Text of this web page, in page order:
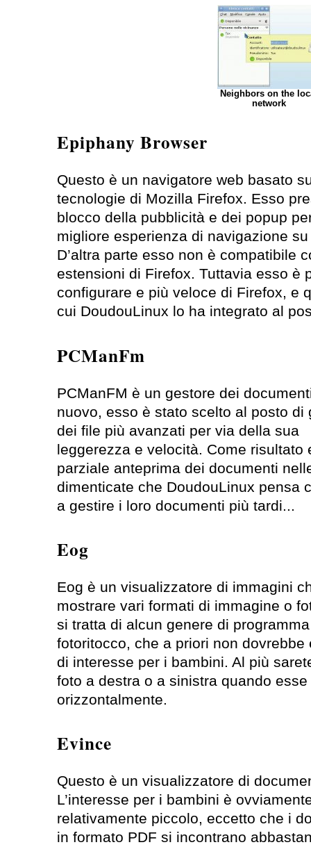
Neighbors on the
network
Epiphany Browser
Questo è un navigatore web basato
tecnologie di Mozilla Firefox. Esso
blocco della pubblicità e dei popup
migliore esperienza di navigazione
D’altra parte esso non è compatibile
estensioni di Firefox. Tuttavia esso è
configurare e più veloce di Firefox, e
cui DoudouLinux lo ha integrato al
PCManFm
PCManFM è un gestore dei
nuovo, esso è stato scelto al posto di
dei file più avanzati per via della sua
leggerezza e velocità. Come risultato
parziale anteprima dei documenti
dimenticate che DoudouLinux pensa
a gestire i loro documenti più tardi...
Eog
Eog è un visualizzatore di immagini
mostrare vari formati di immagine o
si tratta di alcun genere di
fotoritocco, che a priori non dovrebbe
di interesse per i bambini. Al più
foto a destra o a sinistra quando
orizzontalmente.
Evince
Questo è un visualizzatore di
L’interesse per i bambini è
relativamente piccolo, eccetto che i
in formato PDF si incontrano